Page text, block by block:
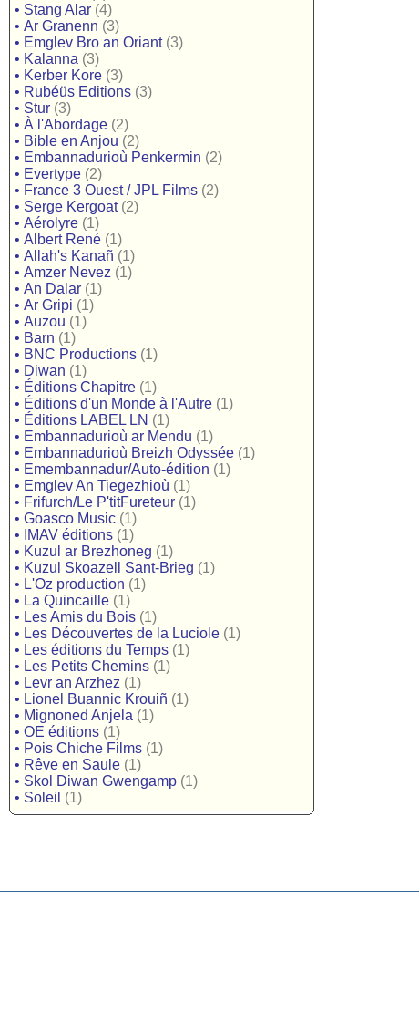
• Stang Alar (4)
• Ar Granenn (3)
• Emglev Bro an Oriant (3)
• Kalanna (3)
• Kerber Kore (3)
• Rubéüs Editions (3)
• Stur (3)
• À l'Abordage (2)
• Bible en Anjou (2)
• Embannadurioù Penkermin (2)
• Evertype (2)
• France 3 Ouest / JPL Films (2)
• Serge Kergoat (2)
• Aérolyre (1)
• Albert René (1)
• Allah's Kanañ (1)
• Amzer Nevez (1)
• An Dalar (1)
• Ar Gripi (1)
• Auzou (1)
• Barn (1)
• BNC Productions (1)
• Diwan (1)
• Éditions Chapitre (1)
• Éditions d'un Monde à l'Autre (1)
• Éditions LABEL LN (1)
• Embannadurioù ar Mendu (1)
• Embannadurioù Breizh Odyssée (1)
• Emembannadur/Auto-édition (1)
• Emglev An Tiegezhioù (1)
• Frifurch/Le P'titFureteur (1)
• Goasco Music (1)
•
IMAV éditions (1)
• Kuzul ar Brezhoneg (1)
• Kuzul Skoazell Sant-Brieg (1)
• L'Oz production (1)
• La Quincaille (1)
• Les Amis du Bois (1)
• Les Découvertes de la Luciole (1)
• Les éditions du Temps (1)
• Les Petits Chemins (1)
• Levr an Arzhez (1)
• Lionel Buannic Krouiñ (1)
• Mignoned Anjela (1)
• OE éditions (1)
• Pois Chiche Films (1)
• Rêve en Saule (1)
• Skol Diwan Gwengamp (1)
• Soleil (1)